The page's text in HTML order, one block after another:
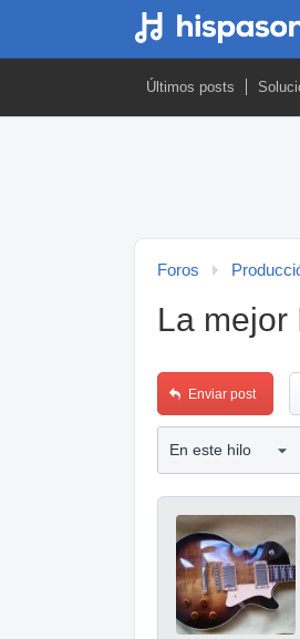
Últimos posts
Foros
La mejor
Enviar post